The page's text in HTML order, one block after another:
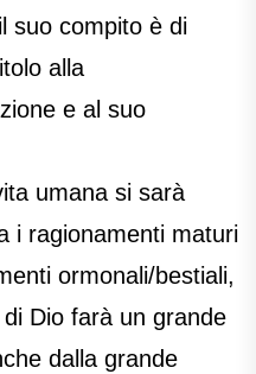
suo compito è di
alla
e al suo
umana si sarà
i ragionamenti maturi
ormonali/bestiali,
di Dio farà un grande
dalla grande